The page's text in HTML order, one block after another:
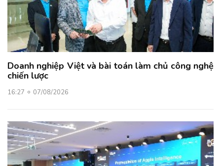
Doanh nghiệp Việt và bài toán làm chủ công nghệ
chiến lược
16:27 07/08/2026